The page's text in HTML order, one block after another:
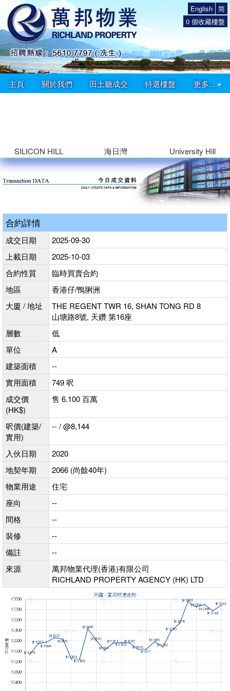
简
English
0 個收藏樓盤
主頁 關於我們 田土廳成交 特選樓盤 更多...
SILICON HILL 海日灣 University Hill
合約詳情
成交日期
2025-09-30
上載日期
2025-10-03
合約性質
臨時買賣合約
地區
香港仔/鴨脷洲
大廈 / 地址
THE REGENT TWR 16, SHAN TONG RD 8
山塘路8號, 天鑽 第16座
層數
低
單位
A
建築面積
--
實用面積
749 呎
成交價
(HK$)
售 6.100 百萬
呎價(建築/
實用)
-- / @8,144
入伙日期
2020
地契年期
2066 (尚餘40年)
物業用途
住宅
座向
--
間格
--
裝修
--
備註
--
來源
萬邦物業代理(香港)有限公司
RICHLAND PROPERTY AGENCY (HK) LTD